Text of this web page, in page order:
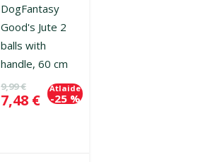
DogFantasy
Good's Jute 2
balls with
handle, 60 cm
Oriģinālā cena
9,99 €
Cena
7,48 €
Atlaide
-25 %